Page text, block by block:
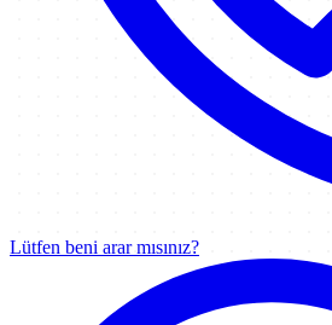
Lütfen beni arar mısınız?